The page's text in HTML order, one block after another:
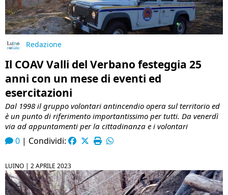
Redazione
Il COAV Valli del Verbano festeggia 25
anni con un mese di eventi ed
esercitazioni
Dal 1998 il gruppo volontari antincendio opera sul territorio ed
è un punto di riferimento importantissimo per tutti. Da venerdì
via ad appuntamenti per la cittadinanza e i volontari
0 | Condividi:
LUINO | 2 APRILE 2023